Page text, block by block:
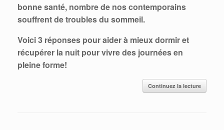
bonne santé, nombre de nos contemporains
souffrent de troubles du sommeil.
Voici 3 réponses pour aider à mieux dormir et
récupérer la nuit pour vivre des journées en
pleine forme!
Continuez la lecture